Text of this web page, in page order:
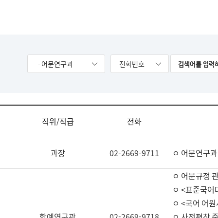
- 어문연구과 전화번호
직위/직급 전화
과장 02-2669-9711 ㅇ 어문연구
ㅇ 어문규정
ㅇ <표준국
ㅇ <국어 어